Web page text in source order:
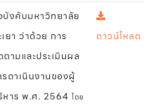
บังคับมหาวิทยาลัย
ยา ว่าด้วย การ
ตามและประเมินผล
รดาเนินงานของผู้
หาร พ.ศ. 2564 โดย
ดาวน์โหลด